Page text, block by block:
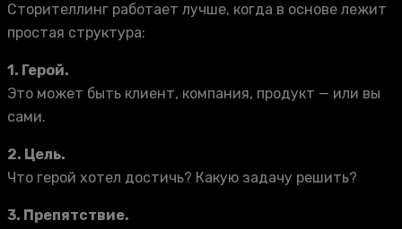
Сторителлинг работает лучше, когда в основе лежит
простая структура:
1. Герой.
Это может быть клиент, компания, продукт — или вы
сами.
2. Цель.
Что герой хотел достичь? Какую задачу решить?
3. Препятствие.